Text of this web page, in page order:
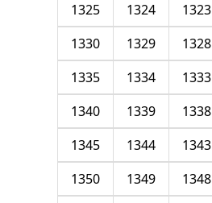
1323
1324
1325
1328
1329
1330
1333
1334
1335
1338
1339
1340
1343
1344
1345
1348
1349
1350